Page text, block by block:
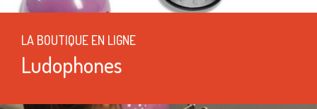
LA BOUTIQUE EN LIGNE
Ludophones